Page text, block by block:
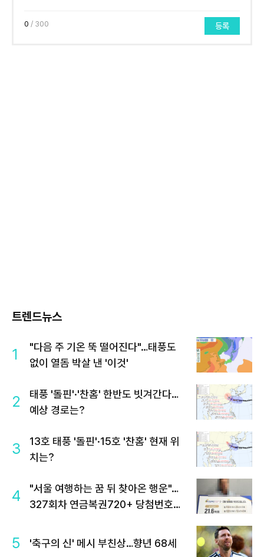
0 / 300 등록
트렌드뉴스
1
"다음 주 기온 뚝 떨어진다"…태풍도
없이 열돔 박살 낸 '이것'
2
태풍 '돌핀'·'찬홈' 한반도 빗겨간다…
예상 경로는?
3
13호 태풍 '돌핀'·15호 '찬홈' 현재 위
치는?
4
"서울 여행하는 꿈 뒤 찾아온 행운"…
327회차 연금복권720+ 당첨번호조
5 '축구의 신' 메시 부친상…향년 68세